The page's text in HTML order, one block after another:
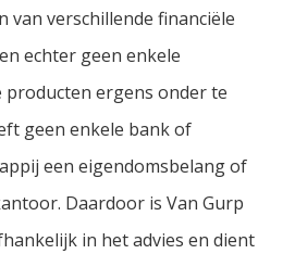
van verschillende financiële
echter geen enkele
ergens onder te
geen enkele bank of
een eigendomsbelang of
Daardoor is Van Gurp
in het advies en dient